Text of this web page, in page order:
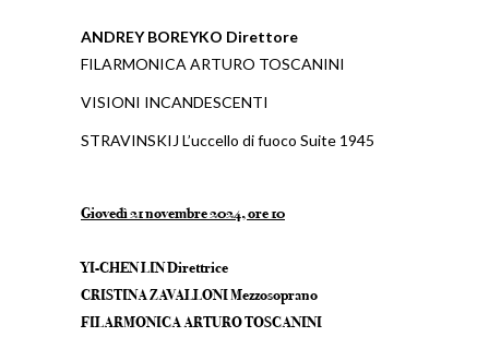
ANDREY BOREYKO Direttore
FILARMONICA ARTURO TOSCANINI
VISIONI INCANDESCENTI
STRAVINSKIJ L’uccello di fuoco Suite 1945
Giovedì 21 novembre 2024, ore 10
YI-CHEN LIN Direttrice
CRISTINA ZAVALLONI Mezzosoprano
FILARMONICA ARTURO TOSCANINI